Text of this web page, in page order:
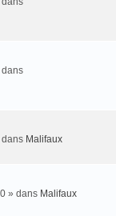
Malifaux
» dans Malifaux